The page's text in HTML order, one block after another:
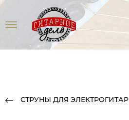
СТРУНЫ ДЛЯ ЭЛЕКТРОГИТАР